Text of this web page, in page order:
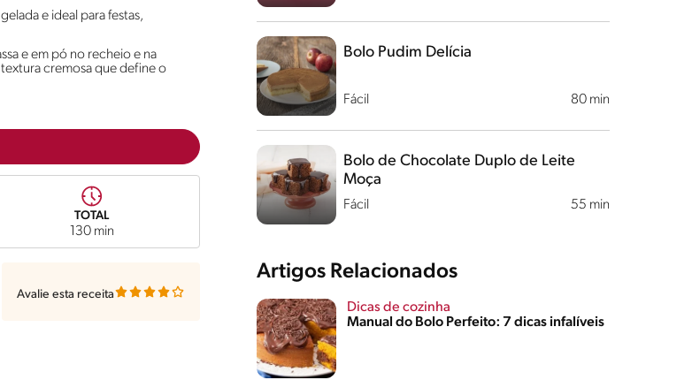
e ideal para festas,
e em pó no recheio e na
cremosa que define o
TOTAL
130 min
Avalie esta receita
Fácil 80 min
Bolo Pudim Delícia
Fácil 55 min
Bolo de Chocolate Duplo de Leite
Moça
Artigos Relacionados
Dicas de cozinha
Manual do Bolo Perfeito: 7 dicas infalíveis